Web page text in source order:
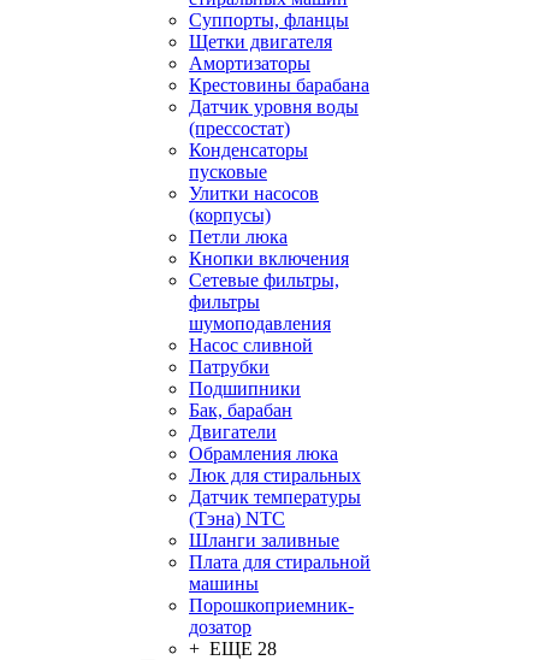
Суппорты, фланцы
Щетки двигателя
Амортизаторы
Крестовины барабана
Датчик уровня воды
(прессостат)
Конденсаторы
пусковые
Улитки насосов
(корпусы)
Петли люка
Кнопки включения
Сетевые фильтры,
фильтры
шумоподавления
Насос сливной
Патрубки
Подшипники
Бак, барабан
Двигатели
Обрамления люка
Люк для стиральных
Датчик температуры
(Тэна) NTC
Шланги заливные
Плата для стиральной
машины
Порошкоприемник-
дозатор
+ ЕЩЕ 28